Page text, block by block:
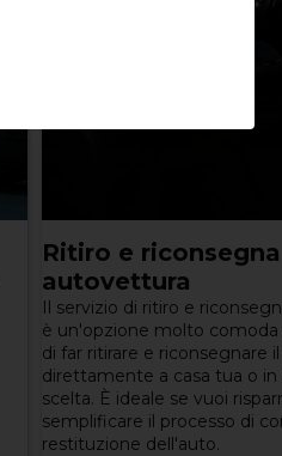
Ritiro e riconsegna
autovettura
Il servizio di ritiro e
è un'opzione molto
di far ritirare e riconsegnare
direttamente a casa tua o
scelta. È ideale se vuoi
semplificare il processo di
restituzione dell'auto.